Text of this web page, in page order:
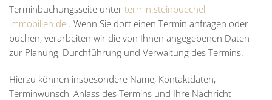
Terminbuchungsseite unter termin.steinbuechel-
immobilien.de . Wenn Sie dort einen Termin anfragen oder
buchen, verarbeiten wir die von Ihnen angegebenen Daten
zur Planung, Durchführung und Verwaltung des Termins.
Hierzu können insbesondere Name, Kontaktdaten,
Terminwunsch, Anlass des Termins und Ihre Nachricht